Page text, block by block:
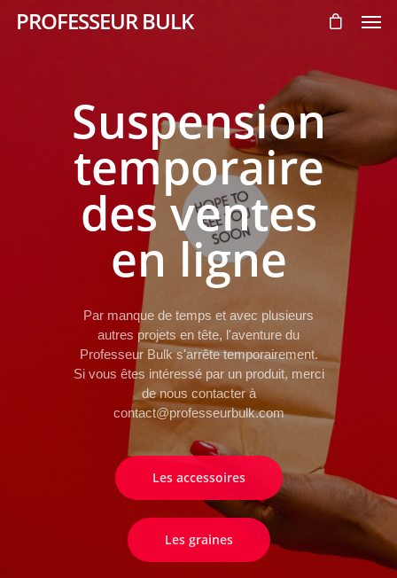
PROFESSEUR BULK
Suspension
temporaire
des ventes
en ligne
Par manque de temps et avec plusieurs
autres projets en tête, l'aventure du
Professeur Bulk s'arrête temporairement.
Si vous êtes intéressé par un produit, merci
de nous contacter à
contact@professeurbulk.com
Les accessoires
Les graines